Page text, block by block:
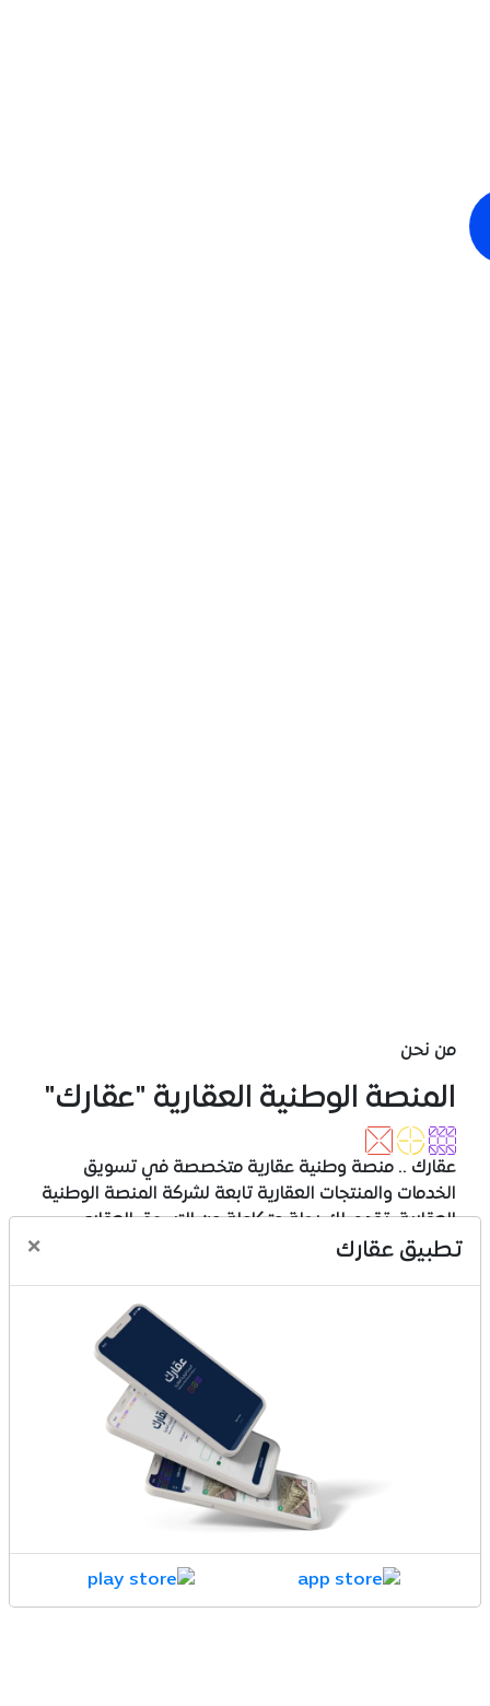
تطبيق عقارك ×
من نحن
المنصة الوطنية العقارية "عقارك"
عقارك .. منصة وطنية عقارية متخصصة في تسويق
الخدمات والمنتجات العقارية تابعة لشركة المنصة الوطنية
العقارية، تقدم لك رحلة متكاملة من التسوق العقاري
المتنوع إلى الدفع المتعدد الخيارات وحتى الإفراغ والتملك،
مع عدد من الجهات والقطاعات، عقارك منصة تجارية
ماذا تقدم عقارك
بيع الفلل والشقق الجاهزة
الخدمات العقارية